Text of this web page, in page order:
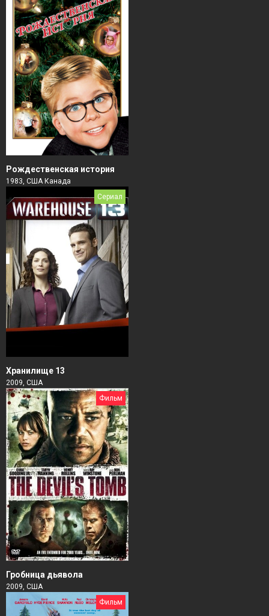
Рождественская история
1983, США Канада
Сериал
Хранилище 13
2009, США
Фильм
Гробница дьявола
2009, США
Фильм